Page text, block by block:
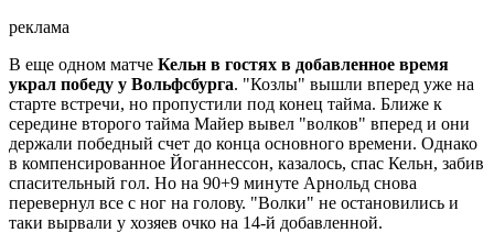
реклама
В еще одном матче Кельн в гостях в добавленное время
украл победу у Вольфсбурга. "Козлы" вышли вперед уже на
старте встречи, но пропустили под конец тайма. Ближе к
середине второго тайма Майер вывел "волков" вперед и они
держали победный счет до конца основного времени. Однако
в компенсированное Йоганнессон, казалось, спас Кельн, забив
спасительный гол. Но на 90+9 минуте Арнольд снова
перевернул все с ног на голову. "Волки" не остановились и
таки вырвали у хозяев очко на 14-й добавленной.